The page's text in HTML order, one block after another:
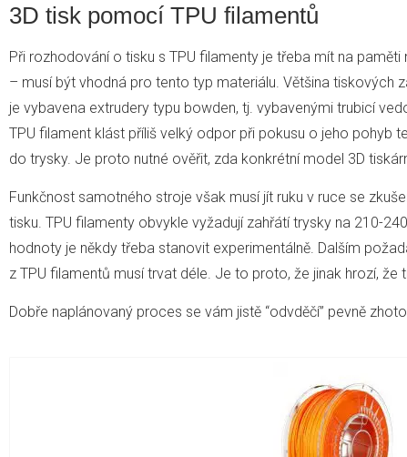
3D tisk pomocí TPU filamentů
Při rozhodování o tisku s TPU filamenty je třeba mít na
– musí být vhodná pro tento typ materiálu. Většina tiskových
je vybavena extrudery typu bowden, tj. vybavenými trubicí
TPU filament klást příliš velký odpor při pokusu o jeho pohyb
do trysky. Je proto nutné ověřit, zda konkrétní model 3D
Funkčnost samotného stroje však musí jít ruku v ruce se
tisku. TPU filamenty obvykle vyžadují zahřátí trysky na 210-
hodnoty je někdy třeba stanovit experimentálně. Dalším
z TPU filamentů musí trvat déle. Je to proto, že jinak hrozí, že
Dobře naplánovaný proces se vám jistě “odvděčí” pevně